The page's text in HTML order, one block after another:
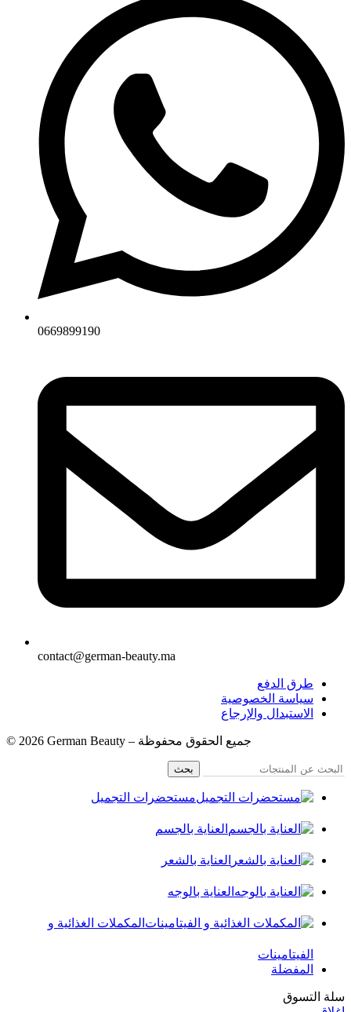
0669899190
contact@german-beauty.ma
طرق الدفع
سياسة الخصوصية
الاستبدال والإرجاع
© 2026 German Beauty – جميع الحقوق محفوظة
بحث
مستحضرات التجميل
العناية بالجسم
العناية بالشعر
العناية بالوجه
المكملات الغذائية و
الفيتامينات
المفضلة
سلة التسوق